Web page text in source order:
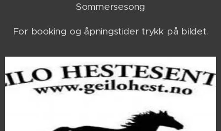
Sommersesong
For booking og åpningstider trykk på bildet.